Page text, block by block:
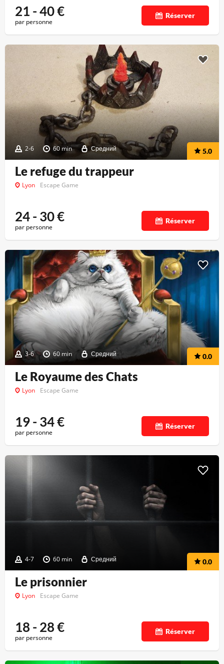
21 - 40€
par personne
Réserver
2-6 60 min Средний 5.0
Le refuge du trappeur
Lyon Escape Game
24 - 30€
par personne
Réserver
3-6 60 min Средний 0.0
Le Royaume des Chats
Lyon Escape Game
19 - 34€
par personne
Réserver
4-7 60 min Средний 0.0
Le prisonnier
Lyon Escape Game
18 - 28€
par personne
Réserver